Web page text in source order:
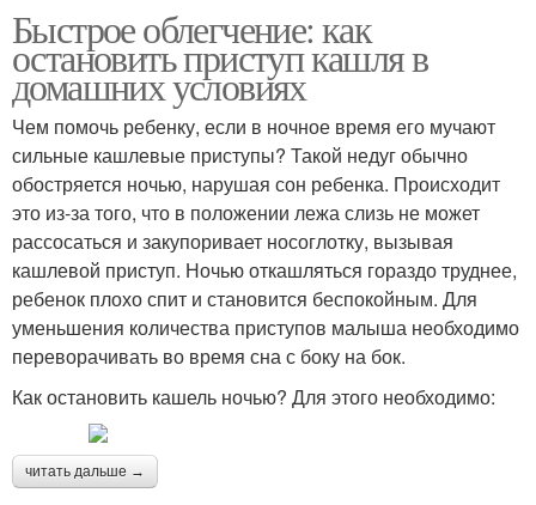
Быстрое облегчение: как
остановить приступ кашля в
домашних условиях
Чем помочь ребенку, если в ночное время его мучают
сильные кашлевые приступы? Такой недуг обычно
обостряется ночью, нарушая сон ребенка. Происходит
это из-за того, что в положении лежа слизь не может
рассосаться и закупоривает носоглотку, вызывая
кашлевой приступ. Ночью откашляться гораздо труднее,
ребенок плохо спит и становится беспокойным. Для
уменьшения количества приступов малыша необходимо
переворачивать во время сна с боку на бок.
Как остановить кашель ночью? Для этого необходимо:
читать дальше →